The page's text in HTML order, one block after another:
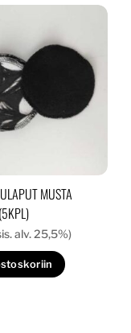
MUSTA
alv. 25,5%)